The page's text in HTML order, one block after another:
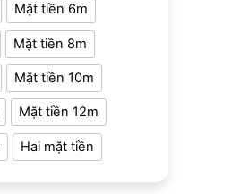
Mặt tiền 6m
Mặt tiền 8m
Mặt tiền 10m
Mặt tiền 12m
Hai mặt tiền